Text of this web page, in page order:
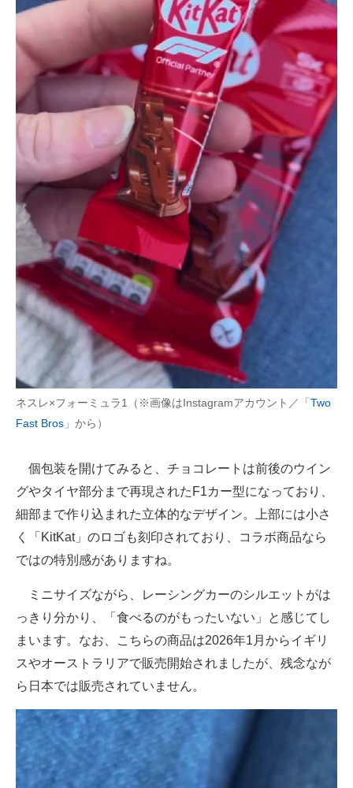
ネスレ×フォーミュラ1（※画像はInstagramアカウント／「 Two
Fast Bros 」から）
個包装を開けてみると、チョコレートは前後のウイン
グやタイヤ部分まで再現されたF1カー型になっており、
細部まで作り込まれた立体的なデザイン。上部には小さ
く「KitKat」のロゴも刻印されており、コラボ商品なら
ではの特別感がありますね。
ミニサイズながら、レーシングカーのシルエットがは
っきり分かり、「食べるのがもったいない」と感じてし
まいます。なお、こちらの商品は2026年1月からイギリ
スやオーストラリアで販売開始されましたが、残念なが
ら日本では販売されていません。